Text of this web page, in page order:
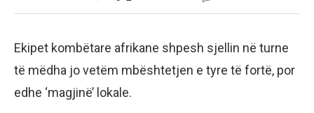
Ekipet kombëtare afrikane shpesh sjellin në turne
të mëdha jo vetëm mbështetjen e tyre të fortë, por
edhe ‘magjinë’ lokale.